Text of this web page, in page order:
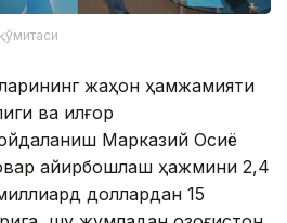
жаҳон ҳамжамияти
ва илғор
Марказий Осиё
айирбошлаш ҳажмини 2,4
доллардан 15